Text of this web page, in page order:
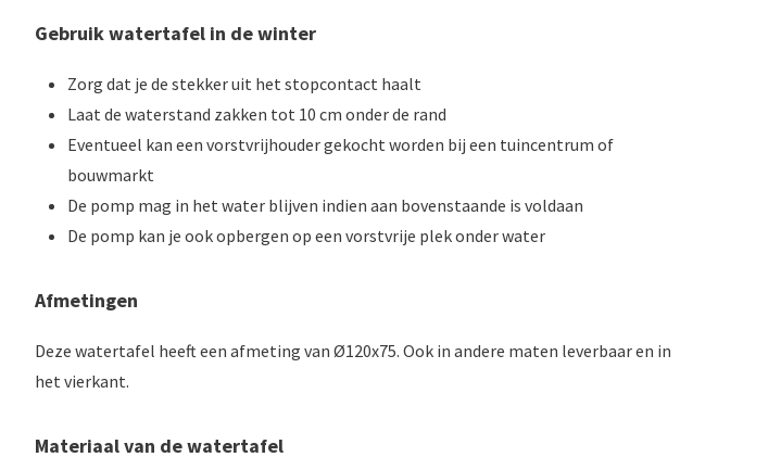
Gebruik watertafel in de winter
Zorg dat je de stekker uit het stopcontact haalt
Laat de waterstand zakken tot 10 cm onder de rand
Eventueel kan een vorstvrijhouder gekocht worden bij een tuincentrum of
bouwmarkt
De pomp mag in het water blijven indien aan bovenstaande is voldaan
De pomp kan je ook opbergen op een vorstvrije plek onder water
Afmetingen
Deze watertafel heeft een afmeting van Ø120x75. Ook in andere maten leverbaar en in
het vierkant.
Materiaal van de watertafel